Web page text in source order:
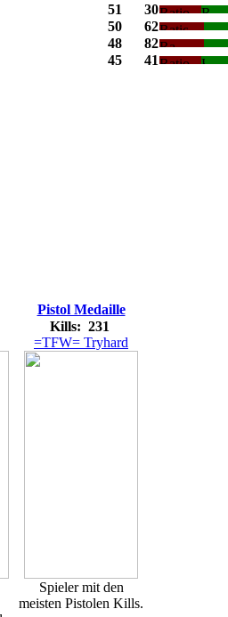
51 30
50 62
48 82
45 41
Pistol Medaille
Kills: 231
=TFW= Tryhard
Spieler mit den
meisten Pistolen Kills.